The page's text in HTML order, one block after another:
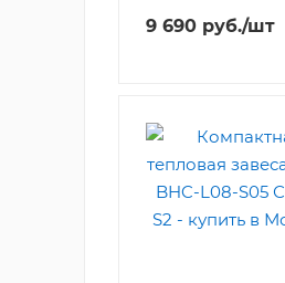
9 690 руб./шт